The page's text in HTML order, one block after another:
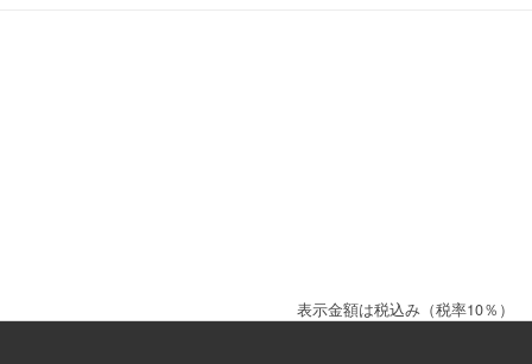
表示金額は税込み（税率10％）